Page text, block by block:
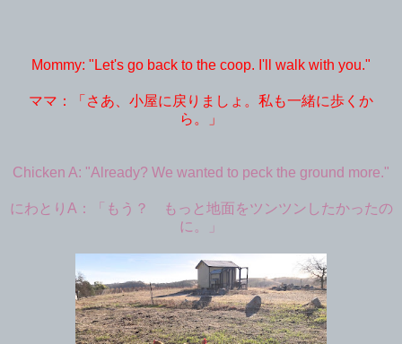
Mommy: "Let's go back to the coop. I'll walk with you."
ママ：「さあ、小屋に戻りましょ。私も一緒に歩くか
ら。」
Chicken A: "Already? We wanted to peck the ground more."
にわとりA：「もう？ もっと地面をツンツンしたかったの
に。」